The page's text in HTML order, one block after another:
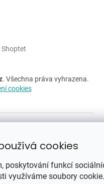
cookies
poskytování funkcí
využíváme soubory cookie.
. Všechna práva vyhrazena.
cookies